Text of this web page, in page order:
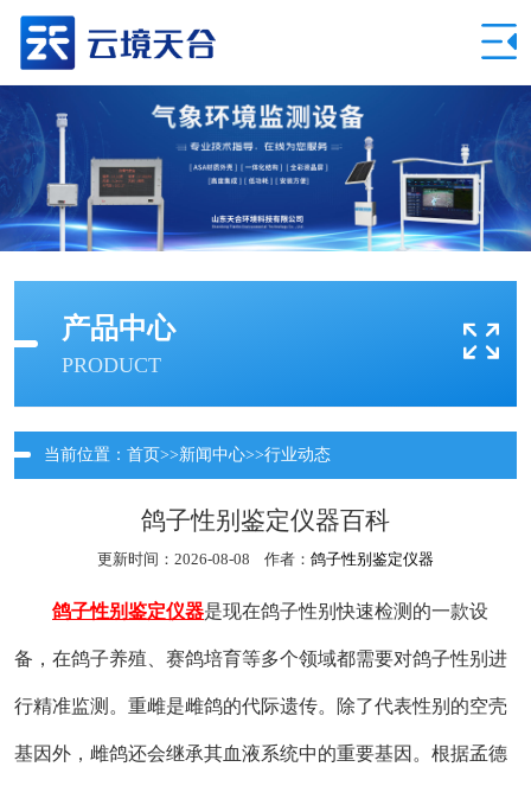
产品中心
PRODUCT
当前位置： 首页>>新闻中心>>行业动态
鸽子性别鉴定仪器百科
更新时间：2026-08-08 作者： 鸽子性别鉴定仪器
鸽子性别鉴定仪器是现在鸽子性别快速检测的一款设
备，在鸽子养殖、赛鸽培育等多个领域都需要对鸽子性别进
行精准监测。重雌是雌鸽的代际遗传。除了代表性别的空壳
基因外，雌鸽还会继承其血液系统中的重要基因。根据孟德